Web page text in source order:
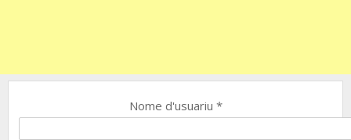
Nome d'usuariu *